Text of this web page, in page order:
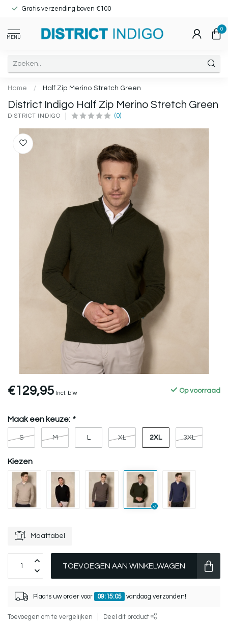
Gratis verzending boven €100
MENU
0
Home / Half Zip Merino Stretch Green
District Indigo Half Zip Merino Stretch Green
DISTRICT INDIGO (0)
€129,95 Incl. btw Op voorraad
Maak een keuze: *
S M L XL 2XL 3XL
Kiezen
Maattabel
TOEVOEGEN AAN WINKELWAGEN
Plaats uw order voor 09:15:05 vandaag verzonden!
Toevoegen om te vergelijken Deel dit product